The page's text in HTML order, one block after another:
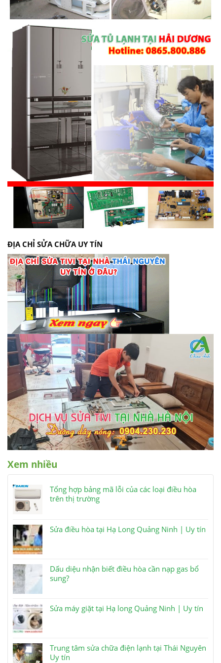
ĐỊA CHỈ SỬA CHỮA UY TÍN
Xem nhiều
Tổng hợp bảng mã lỗi của các loại điều hòa
trên thị trường
Sửa điều hòa tại Hạ Long Quảng Ninh | Uy tín
Dấu diệu nhận biết điều hòa cần nạp gas bổ
sung?
Sửa máy giặt tại Hạ long Quảng Ninh | Uy tín
Trung tâm sửa chữa điện lạnh tại Thái Nguyên
Uy tín